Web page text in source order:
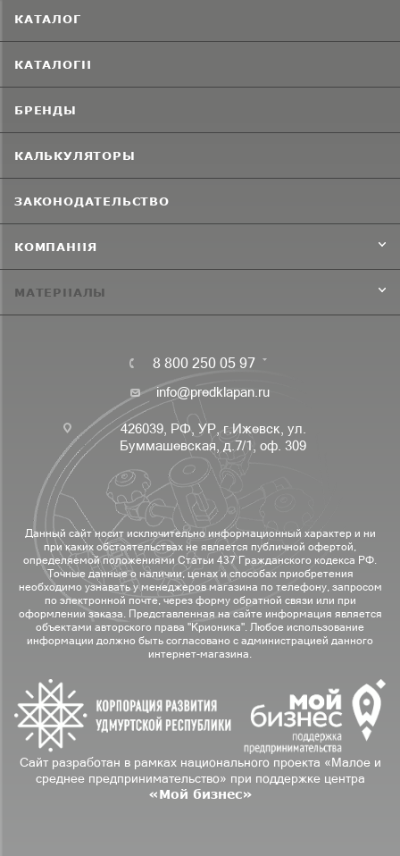
КАТАЛОГ
КАТАЛОГИ
БРЕНДЫ
КАЛЬКУЛЯТОРЫ
ЗАКОНОДАТЕЛЬСТВО
КОМПАНИЯ
МАТЕРИАЛЫ
8 800 250 05 97
info@predklapan.ru
426039, РФ, УР, г.Ижевск, ул.
Буммашевская, д.7/1, оф. 309
Данный сайт носит исключительно информационный характер и ни
при каких обстоятельствах не является публичной офертой,
определяемой положениями Статьи 437 Гражданского кодекса РФ.
Точные данные о наличии, ценах и способах приобретения
необходимо узнавать у менеджеров магазина по телефону, запросом
по электронной почте, через форму обратной связи или при
оформлении заказа. Представленная на сайте информация является
объектами авторского права "Крионика". Любое использование
информации должно быть согласовано с администрацией данного
интернет-магазина.
Сайт разработан в рамках национального проекта «Малое и
среднее предпринимательство» при поддержке центра
«Мой бизнес»